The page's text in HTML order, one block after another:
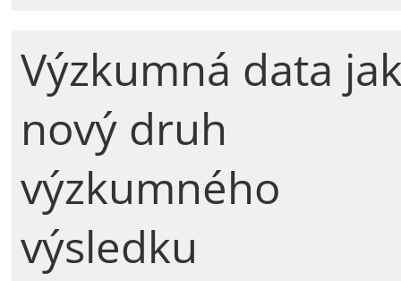
Výzkumná data
nový druh
výzkumného
výsledku